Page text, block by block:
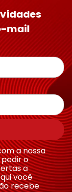
mail
a nossa
pedir o
a
você
recebe